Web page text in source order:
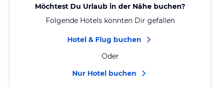
Möchtest Du Urlaub in der Nähe buchen?
Folgende Hotels könnten Dir gefallen
Hotel & Flug buchen
Oder
Nur Hotel buchen